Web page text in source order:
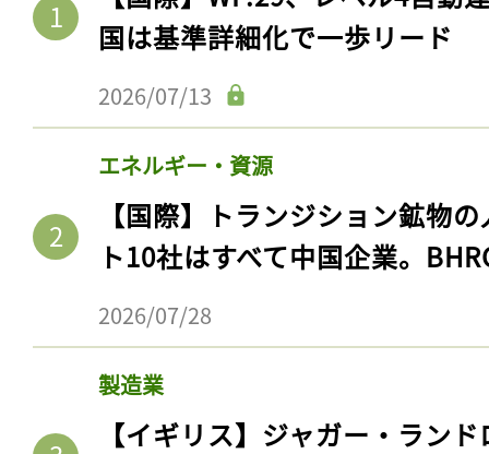
国は基準詳細化で一歩リード
2026/07/13
エネルギー・資源
【国際】トランジション鉱物
ト10社はすべて中国企業。
2026/07/28
製造業
【イギリス】ジャガー・ラン